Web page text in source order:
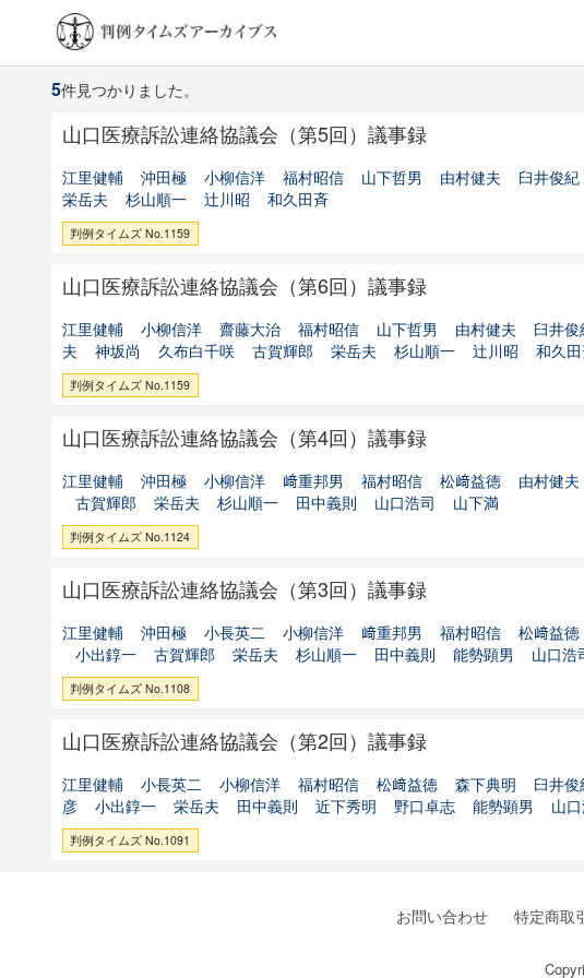
5件見つかりました。
山口医療訴訟連絡協議会（第5回）議事録
江里健輔
沖田極 小柳信洋 福村昭信 山下哲男 由村健夫 臼井俊紀
栄岳夫
杉山順一 辻川昭 和久田斉
判例タイムズ No.1159
山口医療訴訟連絡協議会（第6回）議事録
江里健輔
小柳信洋 齋藤大治 福村昭信 山下哲男 由村健夫 臼井俊
夫
神坂尚 久布白千咲 古賀輝郎 栄岳夫 杉山順一 辻川昭 和久
判例タイムズ No.1159
山口医療訴訟連絡協議会（第4回）議事録
江里健輔
沖田極 小柳信洋 﨑重邦男 福村昭信 松﨑益徳 由村健夫
古賀輝郎
栄岳夫 杉山順一 田中義則 山口浩司 山下満
判例タイムズ No.1124
山口医療訴訟連絡協議会（第3回）議事録
江里健輔
沖田極 小長英二 小柳信洋 﨑重邦男 福村昭信 松﨑益徳
小出錞一
古賀輝郎 栄岳夫 杉山順一 田中義則 能勢顕男 山口浩
判例タイムズ No.1108
山口医療訴訟連絡協議会（第2回）議事録
江里健輔
小長英二 小柳信洋 福村昭信 松﨑益徳 森下典明 臼井俊
彦
小出錞一 栄岳夫 田中義則 近下秀明 野口卓志 能勢顕男 山
判例タイムズ No.1091
お問い合わせ 特定商取